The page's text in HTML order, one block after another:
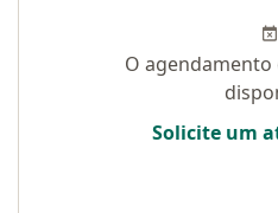
O
Solicite um